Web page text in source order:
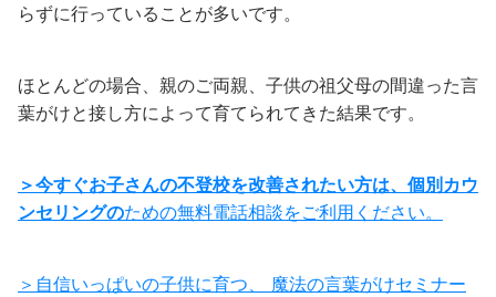
らずに行っていることが多いです。
ほとんどの場合、親のご両親、子供の祖父母の間違った言
葉がけと接し方によって育てられてきた結果です。
＞今すぐお子さんの不登校を改善されたい方は、個別カウ
ンセリングのための無料電話相談をご利用ください。
＞自信いっぱいの子供に育つ、 魔法の言葉がけセミナー